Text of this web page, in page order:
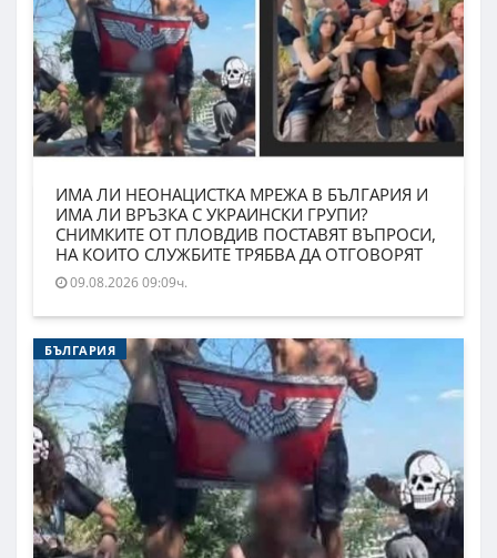
ИМА ЛИ НЕОНАЦИСТКА МРЕЖА В БЪЛГАРИЯ И
ИМА ЛИ ВРЪЗКА С УКРАИНСКИ ГРУПИ?
СНИМКИТЕ ОТ ПЛОВДИВ ПОСТАВЯТ ВЪПРОСИ,
НА КОИТО СЛУЖБИТЕ ТРЯБВА ДА ОТГОВОРЯТ
09.08.2026 09:09ч.
БЪЛГАРИЯ